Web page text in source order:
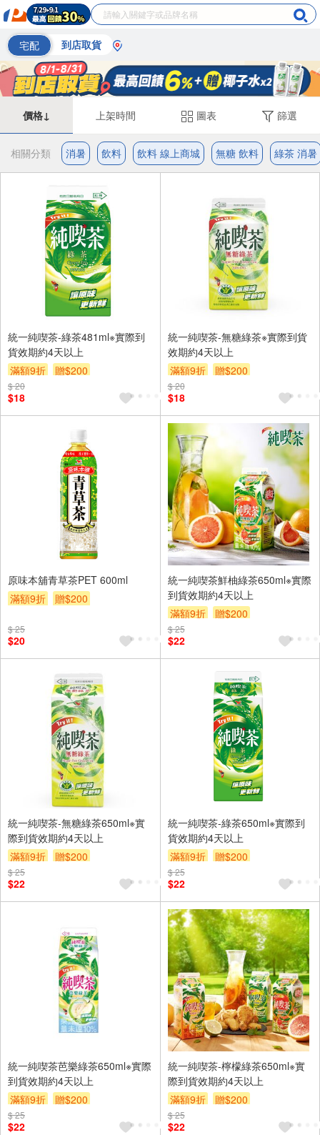
宅配 到店取貨
價格↓ 上架時間 圖表 篩選
相關分類 消暑 飲料 飲料 線上商城 無糖 飲料 綠茶 消暑
統一純喫茶-綠茶481ml※實際到
貨效期約4天以上
滿額9折
贈$200
$ 20
$18
統一純喫茶-無糖綠茶※實際到貨
效期約4天以上
滿額9折
贈$200
$ 20
$18
原味本舖青草茶PET 600ml
滿額9折
贈$200
$ 25
$20
統一純喫茶鮮柚綠茶650ml※實際
到貨效期約4天以上
滿額9折
贈$200
$ 25
$22
統一純喫茶-無糖綠茶650ml※實
際到貨效期約4天以上
滿額9折
贈$200
$ 25
$22
統一純喫茶-綠茶650ml※實際到
貨效期約4天以上
滿額9折
贈$200
$ 25
$22
統一純喫茶芭樂綠茶650ml※實際
到貨效期約4天以上
滿額9折
贈$200
$ 25
$22
統一純喫茶-檸檬綠茶650ml※實
際到貨效期約4天以上
滿額9折
贈$200
$ 25
$22